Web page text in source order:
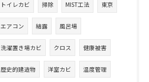
トイレカビ 掃除 MIST工法 東京
エアコン 結露 風呂場
洗濯置き場カビ クロス 健康被害
歴史的建造物 洋室カビ 温度管理